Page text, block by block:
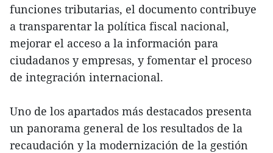
funciones tributarias, el documento contribuye
a transparentar la política fiscal nacional,
mejorar el acceso a la información para
ciudadanos y empresas, y fomentar el proceso
de integración internacional.
Uno de los apartados más destacados presenta
un panorama general de los resultados de la
recaudación y la modernización de la gestión